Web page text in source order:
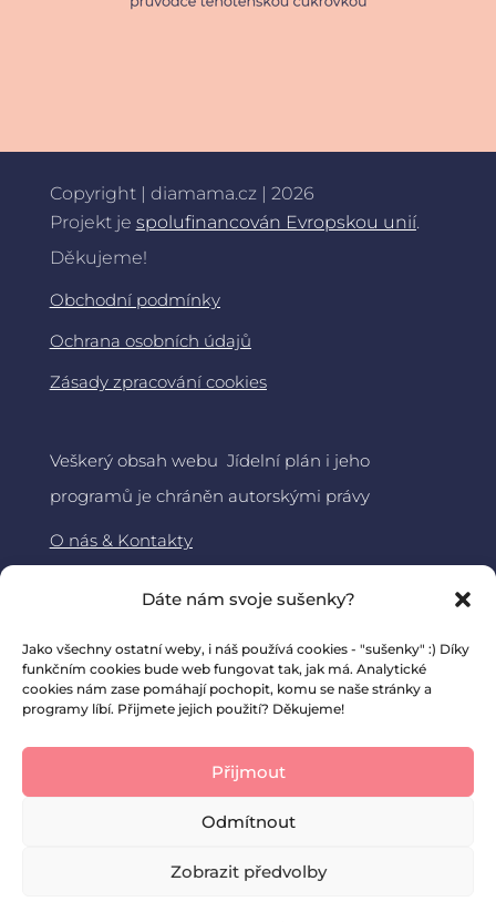
Dáte nám svoje sušenky?
Jako všechny ostatní weby, i náš používá cookies - "sušenky" :) Díky
funkčním cookies bude web fungovat tak, jak má. Analytické
cookies nám zase pomáhají pochopit, komu se naše stránky a
programy líbí. Přijmete jejich použití? Děkujeme!
Přijmout
Odmítnout
Zobrazit předvolby
Copyright | diamama.cz | 2026
Projekt je spolufinancován Evropskou unií.
Děkujeme!
Obchodní podmínky
Ochrana osobních údajů
Zásady zpracování cookies
Veškerý obsah webu Jídelní plán i jeho
programů je chráněn autorskými právy
O nás & Kontakty